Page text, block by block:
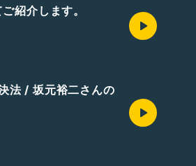
紹介します。
法 / 坂元裕二さんの